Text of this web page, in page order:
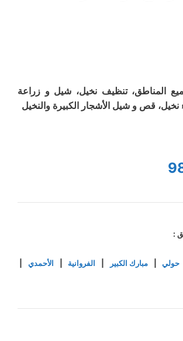
المناطق، تنظيف نخيل، شيل و زراعة
نخيل، قص و شيل الأشجار الكبيرة والنخيل
:
حولي|مبارك الكبير الفروانية الأحمدي